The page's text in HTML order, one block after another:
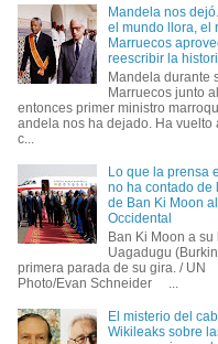
Mandela nos
el mundo llora, el
Marruecos
reescribir la
Mandela durante
Marruecos junto al
entonces primer ministro
andela nos ha dejado. Ha vuelto
c...
Lo que la prensa
no ha contado de
de Ban Ki Moon
Occidental
Ban Ki Moon a su
Uagadugu
primera parada de su gira. / UN
Photo/Evan Schneider ...
El misterio del
Wikileaks sobre